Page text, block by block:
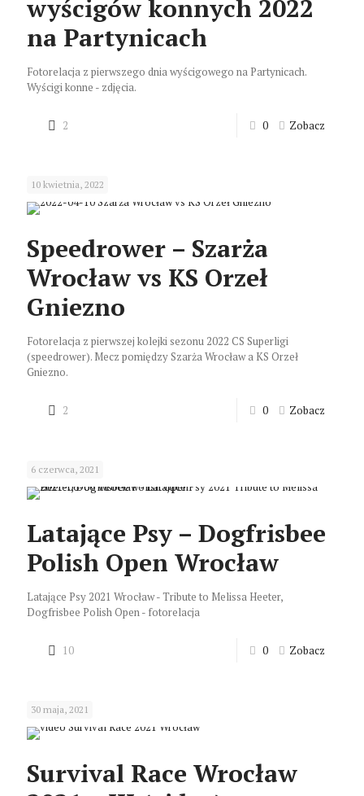
wyścigów konnych 2022
na Partynicach
Fotorelacja z pierwszego dnia wyścigowego na Partynicach.
Wyścigi konne - zdjęcia.
2 0 Zobacz
10 kwietnia, 2022
Speedrower – Szarża
Wrocław vs KS Orzeł
Gniezno
Fotorelacja z pierwszej kolejki sezonu 2022 CS Superligi
(speedrower). Mecz pomiędzy Szarża Wrocław a KS Orzeł
Gniezno.
2 0 Zobacz
6 czerwca, 2021
Latające Psy – Dogfrisbee
Polish Open Wrocław
Latające Psy 2021 Wrocław - Tribute to Melissa Heeter,
Dogfrisbee Polish Open - fotorelacja
10 0 Zobacz
30 maja, 2021
Survival Race Wrocław